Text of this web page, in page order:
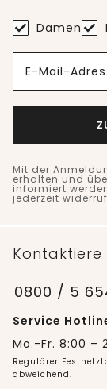
Damen
E-Mail-
Mit der
erhalten und
informiert
jederzeit
Kontaktiere
0800 / 5
Service
Mo.-Fr. 8:00 –
Regulärer
abweichend.